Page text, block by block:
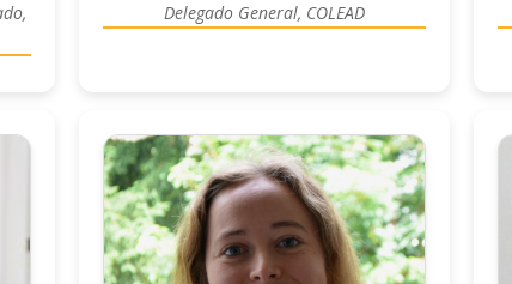
Delegado General, COLEAD